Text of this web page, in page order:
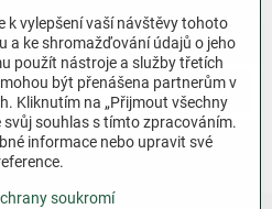
naše novinky:
Odebírat
e-mailem.
k vylepšení vaší návštěvy tohoto
a ke shromažďování údajů o jeho
použít nástroje a služby třetích
být přenášena partnerům v
Kliknutím na „Přijmout všechny
svůj souhlas s tímto zpracováním.
informace nebo upravit své
soukromí